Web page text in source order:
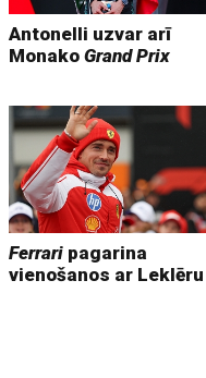
Antonelli uzvar arī
MonakoGrand Prix
Ferrari pagarina
vienošanos ar Leklēru